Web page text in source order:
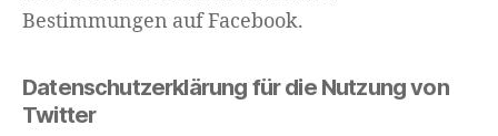
Bestimmungen auf Facebook.
Datenschutzerklärung für die Nutzung von
Twitter